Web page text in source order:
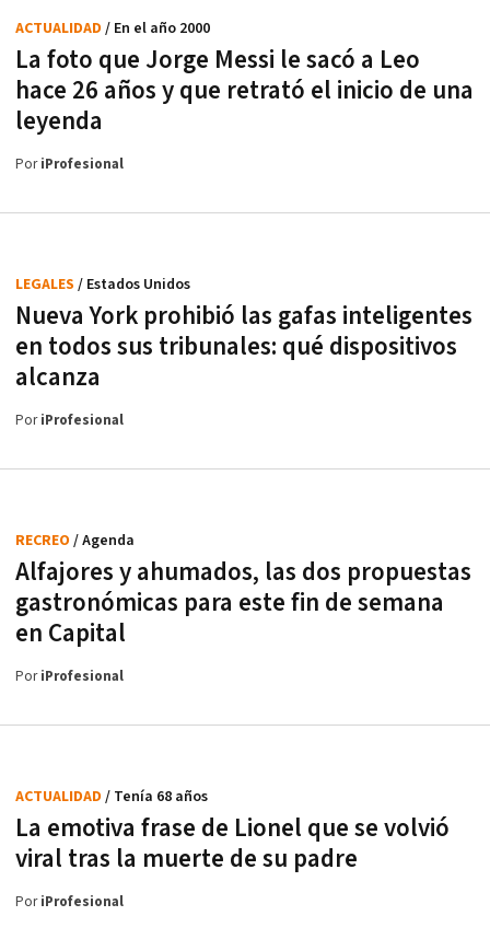
La foto que Jorge Messi le sacó a Leo
hace 26 años y que retrató el inicio de una
leyenda
ACTUALIDAD / En el año 2000
PoriProfesional
Nueva York prohibió las gafas inteligentes
en todos sus tribunales: qué dispositivos
alcanza
LEGALES / Estados Unidos
PoriProfesional
Alfajores y ahumados, las dos propuestas
gastronómicas para este fin de semana
en Capital
RECREO / Agenda
PoriProfesional
La emotiva frase de Lionel que se volvió
viral tras la muerte de su padre
ACTUALIDAD / Tenía 68 años
PoriProfesional